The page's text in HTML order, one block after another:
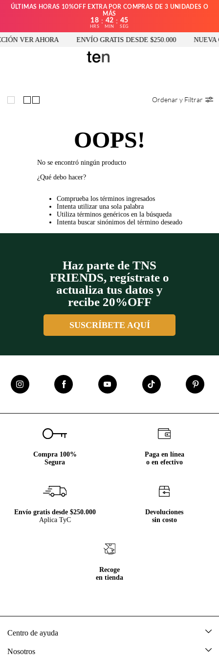
ÚLTIMAS HORAS 10%OFF EXTRA POR COMPRAS DE 3 UNIDADES O
MÁS
18
HRS
: 42
MIN
: 45
SEG
VER AHORA ENVÍO GRATIS DESDE $250.000 NUEVA
Ordenar y Filtrar
OOPS!
No se encontró ningún producto
¿Qué debo hacer?
Comprueba los términos ingresados
Intenta utilizar una sola palabra
Utiliza términos genéricos en la búsqueda
Intenta buscar sinónimos del término deseado
Haz parte de TNS
FRIENDS, regístrate o
actualiza tus datos y
recibe 20%OFF
SUSCRÍBETE AQUÍ
Compra 100%
Segura
Paga en línea
o en efectivo
Envío gratis desde $250.000
Aplica TyC
Devoluciones
sin costo
Recoge
en tienda
Centro de ayuda
Mis pedidos
Nosotros